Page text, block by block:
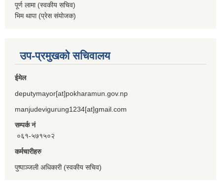
पूर्ण लामा (स्वकीय सचिव)
भिम थापा (प्रेस संयोजक)
उप-प्रमुखको सचिवालय
ईमेल
deputymayor[at]pokharamun.gov.np
manjudevigurung1234[at]gmail.com
सम्पर्क नं
०६१-५७१५०२
कर्मचारीहरु
पुष्पाञ्जली अधिकारी (स्वकीय सचिव)